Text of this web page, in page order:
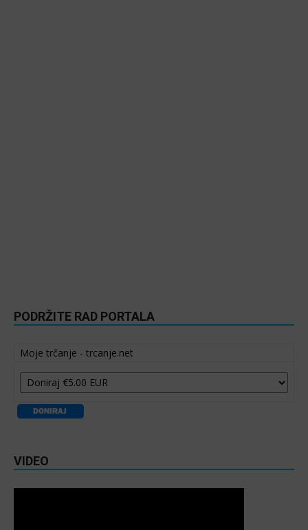
PODRŽITE RAD PORTALA
Moje trčanje - trcanje.net
VIDEO